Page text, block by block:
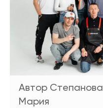
Автор Степанова
Мария